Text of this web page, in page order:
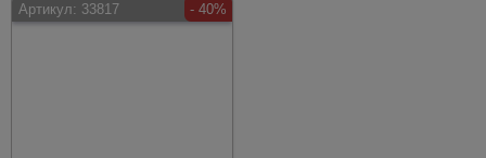
Артикул: 33817 - 40%